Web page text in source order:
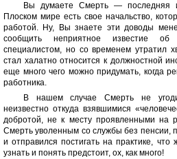
Вы думаете Смерть — последняя
Плоском мире есть свое начальство,
работой. Ну, Вы знаете эти доводы
сообщить неприятное известие
специалистом, но со временем утратил
стал халатно относится к должностной
еще много чего можно придумать, когда
работника.
В нашем случае Смерть не
неизвестно откуда взявшимися
добротой, не к месту проявленными на
Смерть уволенным со службы без пенсии,
и отправился постигать на практике, что
узнать и понять предстоит, ох, как много!